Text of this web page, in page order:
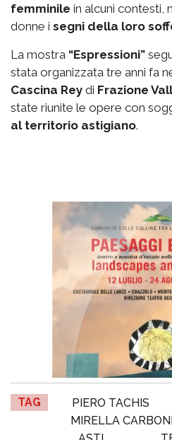
femminile in alcuni contesti,
donne i segni della loro
La mostra “Espressioni”
stata organizzata tre anni fa
Cascina Rey di Frazione
state riunite le opere con
al territorio astigiano.
TAG PIERO TACHIS
MIRELLA